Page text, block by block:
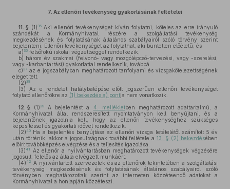
7. Az ellenőri tevékenység gyakorlásának feltételei
11. § (1) 35Aki ellenőri tevékenységet kíván folytatni, köteles az erre irányuló
szándékát a Kormányhivatal részére a szolgáltatási tevékenység
megkezdésének és folytatásának általános szabályairól szóló törvény szerint
bejelenteni. Ellenőri tevékenységet az folytathat, aki büntetlen előéletű, és
a) 36 felsőfokú iskolai végzettséggel rendelkezik,
b) három év szakmai (felvonó- vagy mozgólépcső-tervezési, vagy -szerelési,
vagy -karbantartási) gyakorlattal rendelkezik, továbbá
c) 37 az e jogszabályban meghatározott tanfolyami és vizsgakötelezettségének
eleget tett.
(2) 38
(3) Az e rendelet hatálybalépése előtt jogszerűen ellenőri tevékenységet
folytató ellenőrökre az (1) bekezdés a) pontja nem vonatkozik.
12. § (1)39 A bejelentést a 4. mellékletben meghatározott adattartalmú, a
Kormányhivatal által rendszeresített nyomtatványon kell benyújtani, és a
bejelentőnek igazolnia kell, hogy az ellenőri tevékenységhez szükséges
képesítéssel és gyakorlati idővel rendelkezik.
(2)40 Ha a bejelentés benyújtása az ellenőri vizsga letételétől számított 5 év
után történik, akkor a jogosultságnak további feltétele a13. § (2) bekezdésében
előírt továbbképzés elvégzése és a teljesítés igazolása.
(3)41
Az ellenőr a nyilvántartásban meghatározott tevékenységek végzésére
jogosult, felelős az általa elvégzett munkáért.
(4)42 A nyilvántartott szervezetek és az ellenőrök tekintetében a szolgáltatási
tevékenység megkezdésének és folytatásának általános szabályairól szóló
törvényben meghatározottak szerint az interneten közzéteendő adatokat a
Kormányhivatal a honlapján közzéteszi.